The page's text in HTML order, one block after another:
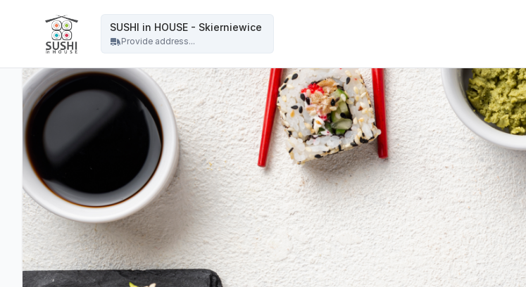
SUSHI in HOUSE - Skierniewice
Provide address...